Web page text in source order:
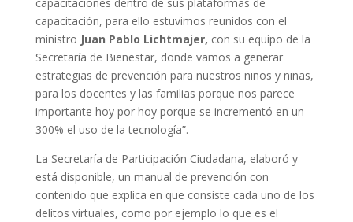
capacitación, para ello estuvimos reunidos con el
ministro Juan Pablo Lichtmajer, con su equipo de la
Secretaría de Bienestar, donde vamos a generar
estrategias de prevención para nuestros niños y niñas,
para los docentes y las familias porque nos parece
importante hoy por hoy porque se incrementó en un
300% el uso de la tecnología”.
La Secretaría de Participación Ciudadana, elaboró y
está disponible, un manual de prevención con
contenido que explica en que consiste cada uno de los
delitos virtuales, como por ejemplo lo que es el